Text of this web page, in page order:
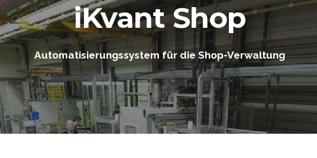
iKvant Shop
Automatisierungssystem für die Shop-Verwaltung